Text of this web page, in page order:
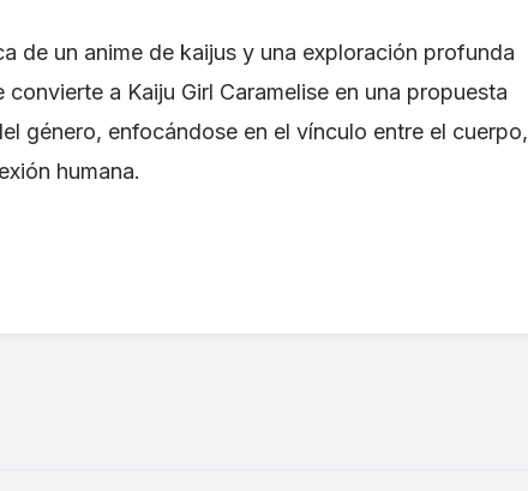
de un anime de kaijus y una exploración profunda
a Kaiju Girl Caramelise en una propuesta
género, enfocándose en el vínculo entre el cuerpo,
humana.